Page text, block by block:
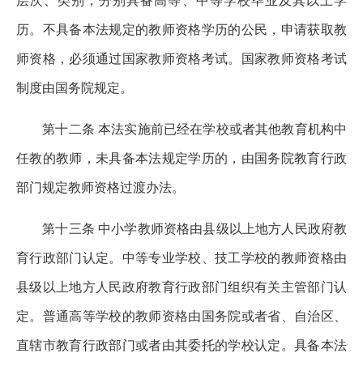
历。不具备本法规定的教师资格学历的公民，申请获取教
师资格，必须通过国家教师资格考试。国家教师资格考试
制度由国务院规定。
第十二条 本法实施前已经在学校或者其他教育机构中
任教的教师，未具备本法规定学历的，由国务院教育行政
部门规定教师资格过渡办法。
第十三条 中小学教师资格由县级以上地方人民政府教
育行政部门认定。中等专业学校、技工学校的教师资格由
县级以上地方人民政府教育行政部门组织有关主管部门认
定。普通高等学校的教师资格由国务院或者省、自治区、
直辖市教育行政部门或者由其委托的学校认定。具备本法